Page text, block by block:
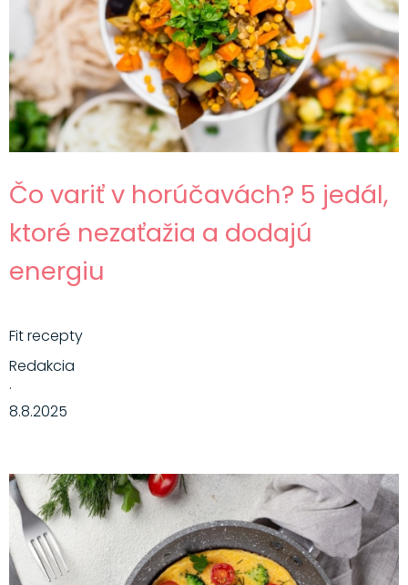
Čo variť v horúčavách? 5 jedál,
ktoré nezaťažia a dodajú
energiu
Fit recepty
Redakcia
·
8.8.2025